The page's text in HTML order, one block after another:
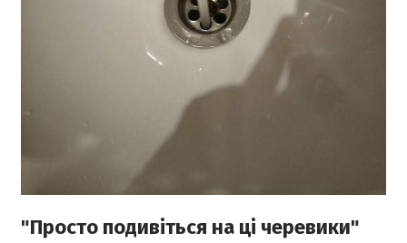
"Просто подивіться на ці черевики"